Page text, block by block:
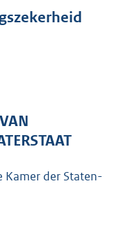
Kamer der Staten-